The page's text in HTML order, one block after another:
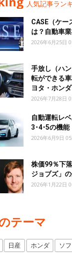
人気記事ラン
CASE（ケー
は？自動車
2026年6月25日
手放し（ハ
転ができる
ヨタ・ホン
2026年7月28日
自動運転レ
3･4･5の機能
2026年6月9日
株価99％下
ジョブズ」
2026年1月22日
テーマ
日産 ホンダ ソ